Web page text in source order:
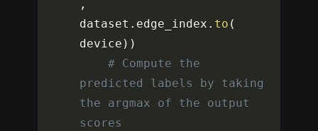
,
dataset . edge_index . to (
device ) )
# Compute the
predicted labels by taking
the argmax of the output
scores